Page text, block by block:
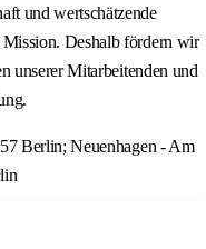
und wertschätzende
Mission. Deshalb fördern wir
unserer Mitarbeitenden und
Berlin; Neuenhagen - Am